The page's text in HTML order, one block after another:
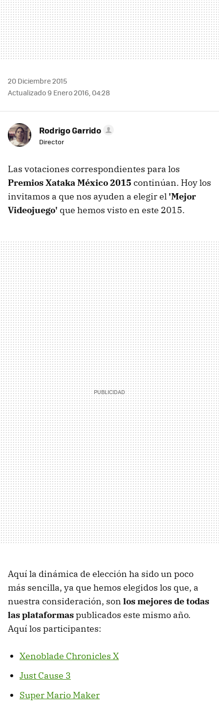
20 Diciembre 2015
Actualizado 9 Enero 2016, 04:28
Rodrigo Garrido
Director
Las votaciones correspondientes para los
Premios Xataka México 2015 continúan. Hoy los
invitamos a que nos ayuden a elegir el 'Mejor
Videojuego' que hemos visto en este 2015.
Aquí la dinámica de elección ha sido un poco
más sencilla, ya que hemos elegidos los que, a
nuestra consideración, son los mejores de todas
las plataformaspublicados este mismo año.
Aquí los participantes:
Xenoblade Chronicles X
Just Cause 3
Super Mario Maker